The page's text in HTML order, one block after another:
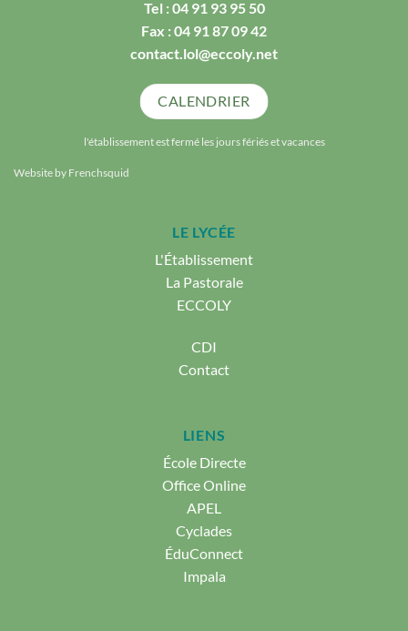
Tel :04 91 93 95 50
Fax : 04 91 87 09 42
contact.lol@eccoly.net
CALENDRIER
l'établissement est fermé les jours fériés et vacances
Website by Frenchsquid
LE LYCÉE
L'Établissement
La Pastorale
ECCOLY
CDI
Contact
LIENS
École Directe
Office Online
APEL
Cyclades
ÉduConnect
Impala